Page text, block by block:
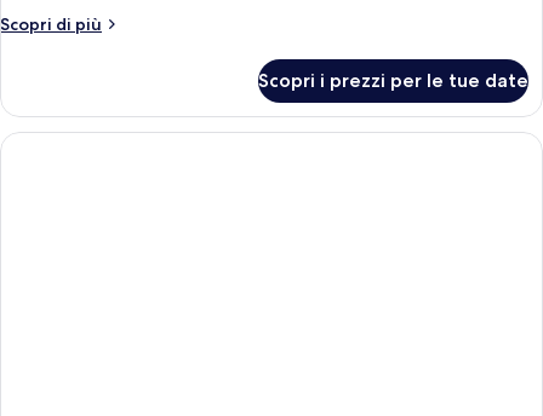
Scopri di più
Altri
Villa
Scopri i prezzi per le tue date